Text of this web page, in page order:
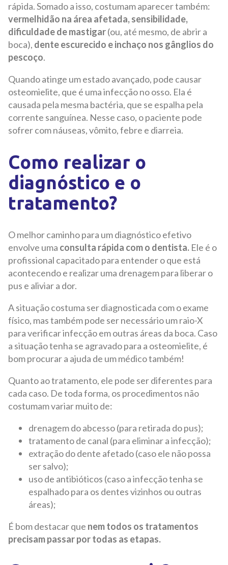
rápida. Somado a isso, costumam aparecer também:
vermelhidão na área afetada, sensibilidade,
dificuldade de mastigar(ou, até mesmo, de abrir a
boca), dente escurecido e inchaço nos gânglios do
pescoço.
Quando atinge um estado avançado, pode causar
osteomielite, que é uma infecção no osso. Ela é
causada pela mesma bactéria, que se espalha pela
corrente sanguínea. Nesse caso, o paciente pode
sofrer com náuseas, vômito, febre e diarreia.
Como realizar o
diagnóstico e o
tratamento?
O melhor caminho para um diagnóstico efetivo
envolve uma consulta rápida com o dentista. Ele é o
profissional capacitado para entender o que está
acontecendo e realizar uma drenagem para liberar o
pus e aliviar a dor.
A situação costuma ser diagnosticada com o exame
físico, mas também pode ser necessário um raio-X
para verificar infecção em outras áreas da boca. Caso
a situação tenha se agravado para a osteomielite, é
bom procurar a ajuda de um médico também!
Quanto ao tratamento, ele pode ser diferentes para
cada caso. De toda forma, os procedimentos não
costumam variar muito de:
drenagem do abcesso (para retirada do pus);
tratamento de canal (para eliminar a infecção);
extração do dente afetado (caso ele não possa
ser salvo);
uso de antibióticos (caso a infecção tenha se
espalhado para os dentes vizinhos ou outras
áreas);
É bom destacar que nem todos os tratamentos
precisam passar por todas as etapas.